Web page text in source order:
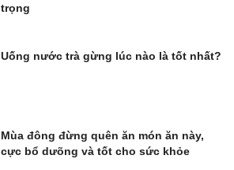
trọng
Uống nước trà gừng lúc nào là tốt nhất?
Mùa đông đừng quên ăn món ăn này,
cực bổ dưõng và tốt cho sức khỏe